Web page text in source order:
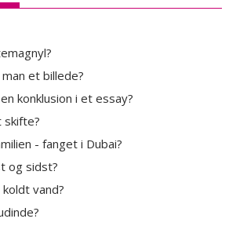
et billede?
konklusion i et essay?
- fanget i Dubai?
og sidst?
vand?